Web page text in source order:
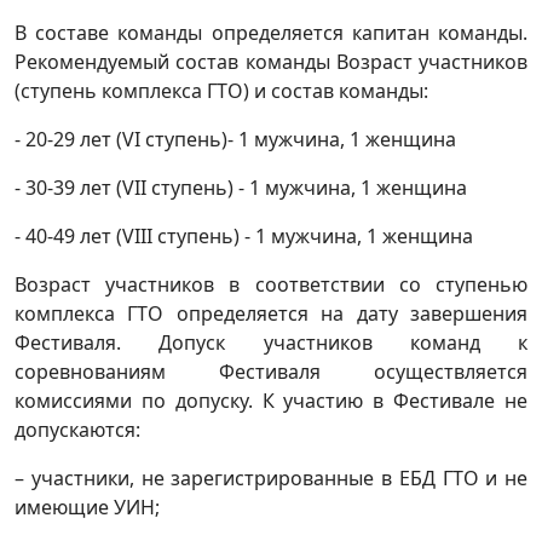
В составе команды определяется капитан команды.
Рекомендуемый состав команды Возраст участников
(ступень комплекса ГТО) и состав команды:
- 20-29 лет (VI ступень)- 1 мужчина, 1 женщина
- 30-39 лет (VII ступень) - 1 мужчина, 1 женщина
- 40-49 лет (VIII ступень) - 1 мужчина, 1 женщина
Возраст участников в соответствии со ступенью
комплекса ГТО определяется на дату завершения
Фестиваля. Допуск участников команд к
соревнованиям Фестиваля осуществляется
комиссиями по допуску. К участию в Фестивале не
допускаются:
– участники, не зарегистрированные в ЕБД ГТО и не
имеющие УИН;